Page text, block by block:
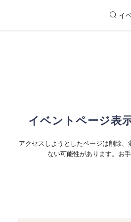
イ
イベントページ表
アクセスしようとしたページは削除
ない可能性があります。お